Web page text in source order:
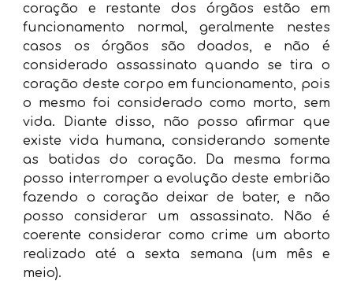
coração e restante dos órgãos estão em
funcionamento normal, geralmente nestes
casos os órgãos são doados, e não é
considerado assassinato quando se tira o
coração deste corpo em funcionamento, pois
o mesmo foi considerado como morto, sem
vida. Diante disso, não posso afirmar que
existe vida humana, considerando somente
as batidas do coração. Da mesma forma
posso interromper a evolução deste embrião
fazendo o coração deixar de bater, e não
posso considerar um assassinato. Não é
coerente considerar como crime um aborto
realizado até a sexta semana (um mês e
meio).